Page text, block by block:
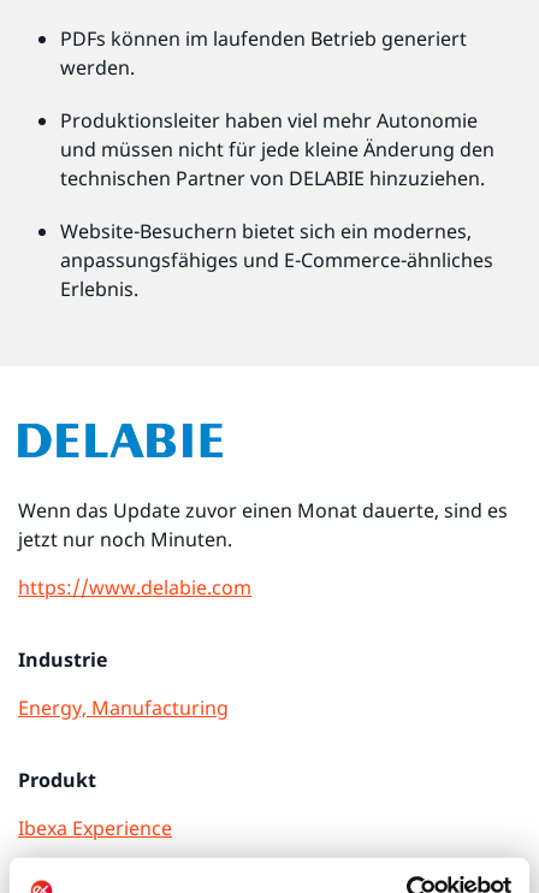
PDFs können im laufenden Betrieb generiert
werden.
Produktionsleiter haben viel mehr Autonomie
und müssen nicht für jede kleine Änderung den
technischen Partner von DELABIE hinzuziehen.
Website-Besuchern bietet sich ein modernes,
anpassungsfähiges und E-Commerce-ähnliches
Erlebnis.
Wenn das Update zuvor einen Monat dauerte, sind es
jetzt nur noch Minuten.
https://www.delabie.com
Industrie
Energy, Manufacturing
Produkt
Ibexa Experience